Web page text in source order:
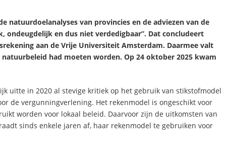
natuurdoelanalyses van provincies en de adviezen van de
ondeugdelijk en dus niet verdedigbaar”. Dat concludeert
aan de Vrije Universiteit Amsterdam. Daarmee valt
had moeten worden. Op 24 oktober 2025 kwam
uitte in 2020 al stevige kritiek op het gebruik van stikstofmodel
de vergunningverlening. Het rekenmodel is ongeschikt voor
worden voor lokaal beleid. Daarvoor zijn de uitkomsten van
sinds enkele jaren af, haar rekenmodel te gebruiken voor